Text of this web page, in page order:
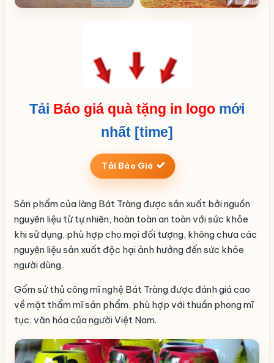
Tải Báo giá quà tặng in logo mới
nhất [time]
Tải Báo Giá
Sản phẩm của làng Bát Tràng được sản xuất bởi nguồn
nguyên liệu từ tự nhiên, hoàn toàn an toàn với sức khỏe
khi sử dụng, phù hợp cho mọi đối tượng, không chưa các
nguyên liệu sản xuất độc hại ảnh hưởng đến sức khỏe
người dùng.
Gốm sứ thủ công mĩ nghệ Bát Tràng được đánh giá cao
về mặt thẩm mĩ sản phẩm, phù hợp với thuần phong mĩ
tục, văn hóa của người Việt Nam.